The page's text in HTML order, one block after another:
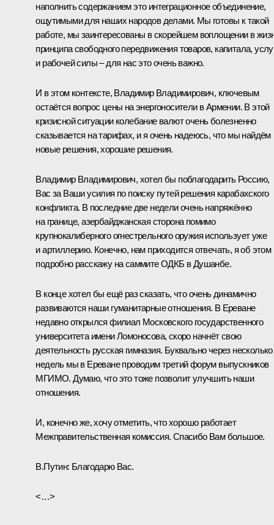
наполнить содержанием это интеграционное объединение,
ощутимыми для наших народов делами. Мы готовы к такой
работе, мы заинтересованы в скорейшем воплощении в
принципа свободного передвижения товаров, капитала,
и рабочей силы – для нас это очень важно.
И в этом контексте, Владимир Владимирович, ключевым
остаётся вопрос цены на энергоносители в Армении. В этой
кризисной ситуации колебание валют очень болезненно
сказывается на тарифах, и я очень надеюсь, что мы найдём
новые решения, хорошие решения.
Владимир Владимирович, хотел бы поблагодарить Россию,
Вас за Ваши усилия по поиску путей решения карабахского
конфликта. В последние две недели очень напряжённо
на границе, азербайджанская сторона помимо
крупнокалиберного огнестрельного оружия использует уже
и артиллерию. Конечно, нам приходится отвечать, я об этом
подробно расскажу на саммите ОДКБ в Душанбе.
В конце хотел бы ещё раз сказать, что очень динамично
развиваются наши гуманитарные отношения. В Ереване
недавно открылся филиал Московского государственного
университетаимени Ломоносова, скоро начнёт свою
деятельность русская гимназия. Буквально через несколько
недель мы в Ереване проводим третий форум выпускников
МГИМО. Думаю, что это тоже позволит улучшить наши
отношения.
И, конечно же, хочу отметить, что хорошо работает
Межправительственная комиссия. Спасибо Вам большое.
В.Путин: Благодарю Вас.
<…>